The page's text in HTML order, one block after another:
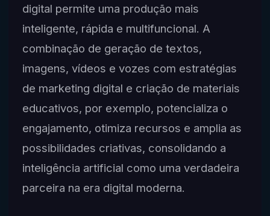
digital permite uma produção mais
inteligente, rápida e multifuncional. A
combinação de geração de textos,
imagens, vídeos e vozes com estratégias
de marketing digital e criação de materiais
educativos, por exemplo, potencializa o
engajamento, otimiza recursos e amplia as
possibilidades criativas, consolidando a
inteligência artificial como uma verdadeira
parceira na era digital moderna.